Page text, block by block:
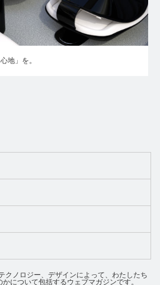
地」を。
クノロジー、デザインによって、わたしたち
について包括するウェブマガジンです。